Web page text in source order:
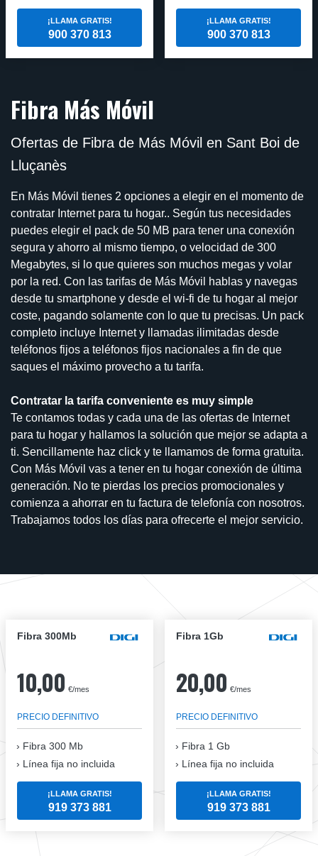
¡LLAMA GRATIS!
900 370 813
¡LLAMA GRATIS!
900 370 813
Fibra Más Móvil
Ofertas de Fibra de Más Móvil en Sant Boi de
Lluçanès
En Más Móvil tienes 2 opciones a elegir en el momento de
contratar Internet para tu hogar.. Según tus necesidades
puedes elegir el pack de 50 MB para tener una conexión
segura y ahorro al mismo tiempo, o velocidad de 300
Megabytes, si lo que quieres son muchos megas y volar
por la red. Con las tarifas de Más Móvil hablas y navegas
desde tu smartphone y desde el wi-fi de tu hogar al mejor
coste, pagando solamente con lo que tu precisas. Un pack
completo incluye Internet y llamadas ilimitadas desde
teléfonos fijos a teléfonos fijos nacionales a fin de que
saques el máximo provecho a tu tarifa.
Contratar la tarifa conveniente es muy simple
Te contamos todas y cada una de las ofertas de Internet
para tu hogar y hallamos la solución que mejor se adapta a
ti. Sencillamente haz click y te llamamos de forma gratuita.
Con Más Móvil vas a tener en tu hogar conexión de última
generación. No te pierdas los precios promocionales y
comienza a ahorrar en tu factura de telefonía con nosotros.
Trabajamos todos los días para ofrecerte el mejor servicio.
Fibra 300Mb
10,00 €/mes
PRECIO DEFINITIVO
Fibra 300 Mb
Línea fija no incluida
¡LLAMA GRATIS!
919 373 881
Fibra 1Gb
20,00 €/mes
PRECIO DEFINITIVO
Fibra 1 Gb
Línea fija no incluida
¡LLAMA GRATIS!
919 373 881